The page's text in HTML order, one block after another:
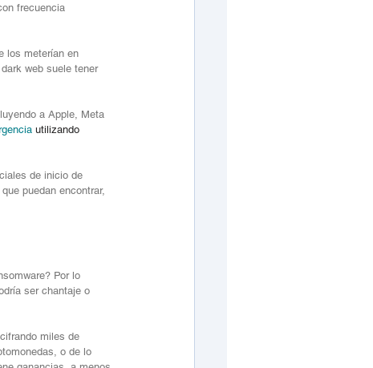
frecuencia
los meterían en
web suele tener
a Apple, Meta
utilizando
de inicio de
puedan encontrar,
Por lo
ser chantaje o
miles de
o de lo